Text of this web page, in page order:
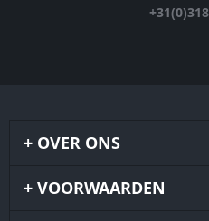
OVER ONS
VOORWAARDEN